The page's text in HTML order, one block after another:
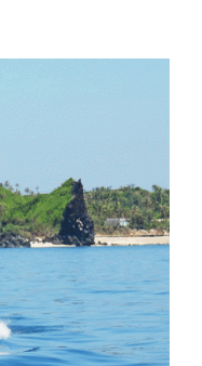
– ĐẢO
–PHÚ
04 đêm